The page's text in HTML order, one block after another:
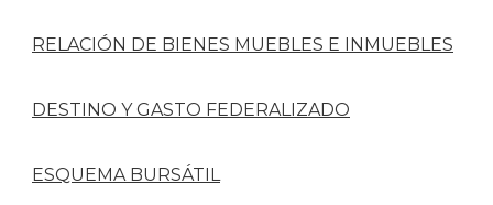
RELACIÓN DE BIENES MUEBLES E INMUEBLES
DESTINO Y GASTO FEDERALIZADO
ESQUEMA BURSÁTIL